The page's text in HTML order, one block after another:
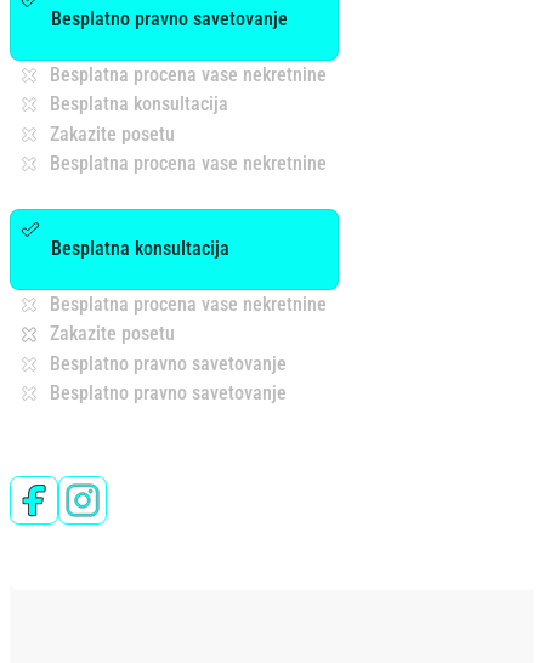
Besplatno pravno savetovanje
Besplatna procena vase nekretnine
Besplatna konsultacija
Zakazite posetu
Besplatna procena vase nekretnine
Besplatna konsultacija
Besplatna procena vase nekretnine
Zakazite posetu
Besplatno pravno savetovanje
Besplatno pravno savetovanje